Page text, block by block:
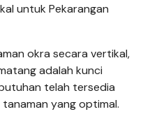
untuk Pekarangan
okra secara vertikal,
adalah kunci
telah tersedia
yang optimal.